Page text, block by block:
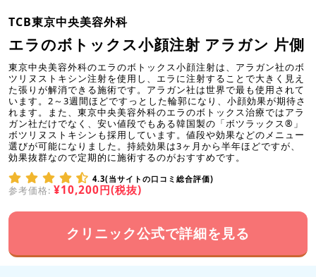
TCB東京中央美容外科
エラのボトックス小顔注射 アラガン 片側
東京中央美容外科のエラのボトックス小顔注射は、アラガン社のボ
ツリヌストキシン注射を使用し、エラに注射することで大きく見え
た張りが解消できる施術です。アラガン社は世界で最も使用されて
います。2～3週間ほどですっとした輪郭になり、小顔効果が期待さ
れます。また、東京中央美容外科のエラのボトックス治療ではアラ
ガン社だけでなく、安い値段でもある韓国製の「ボツラックス®」
ボツリヌストキシンも採用しています。値段や効果などのメニュー
選びが可能になりました。持続効果は3ヶ月から半年ほどですが、
効果抜群なので定期的に施術するのがおすすめです。
4.3(当サイトの口コミ総合評価)
参考価格: ¥10,200円(税抜)
クリニック公式で詳細を見る